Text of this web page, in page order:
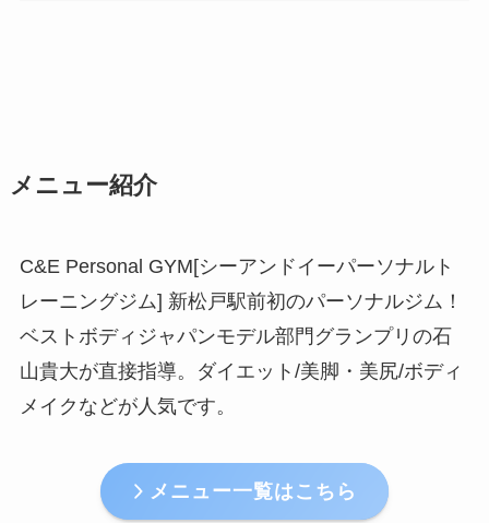
メニュー紹介
C&E Personal GYM[シーアンドイーパーソナルト
レーニングジム] 新松戸駅前初のパーソナルジム！
ベストボディジャパンモデル部門グランプリの石
山貴大が直接指導。ダイエット/美脚・美尻/ボディ
メイクなどが人気です。
メニュー一覧はこちら